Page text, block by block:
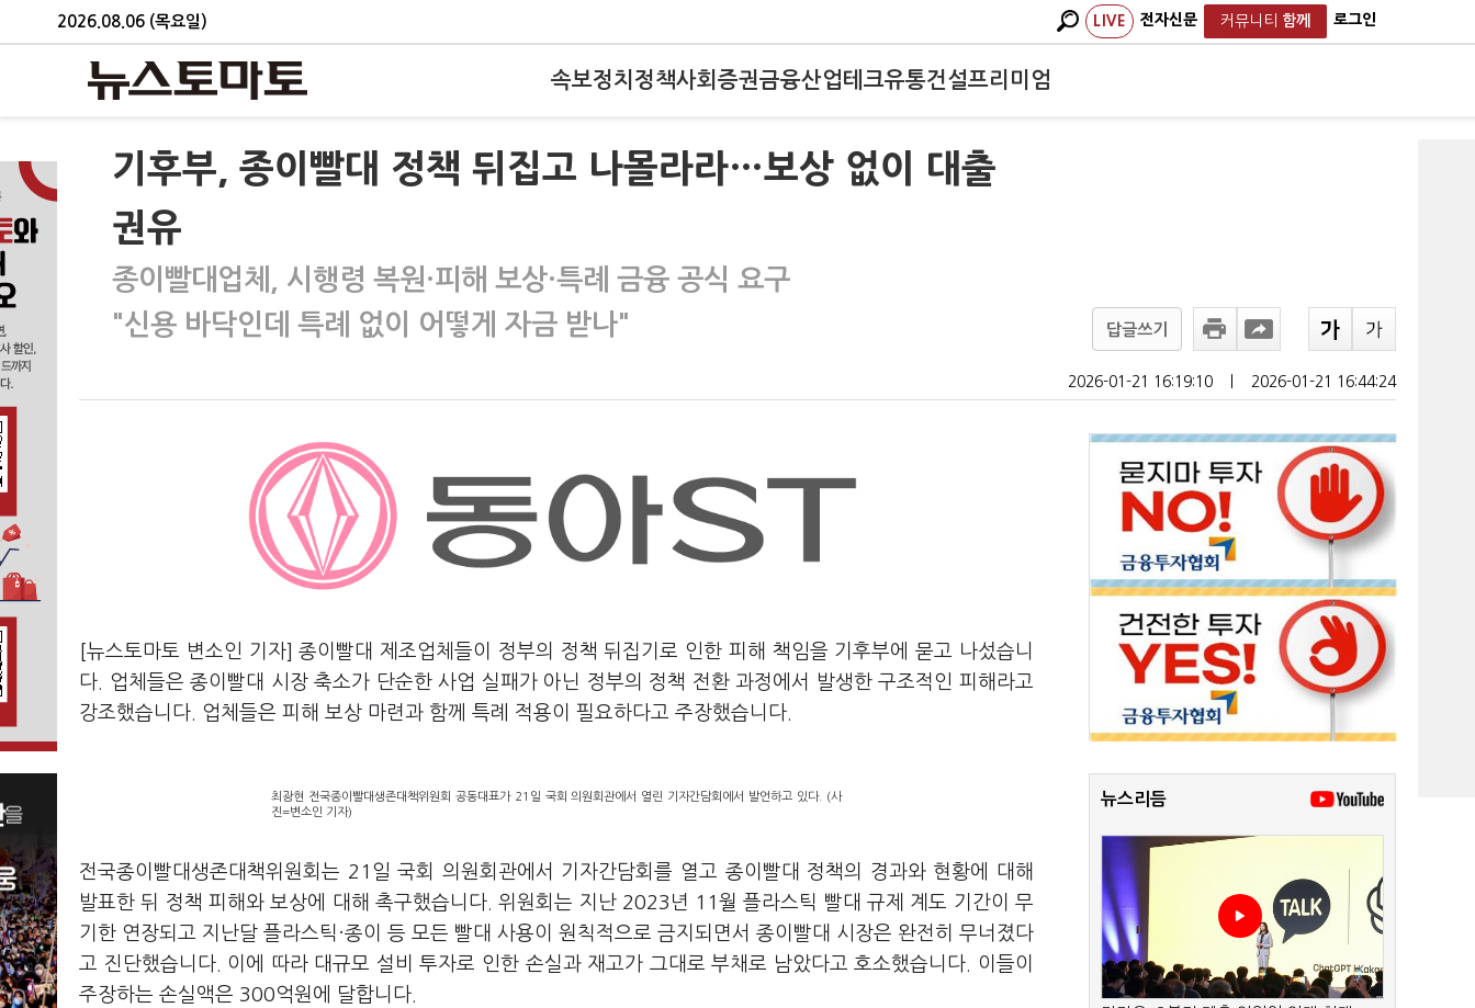
2026.08.06 (목요일) LIVE 전자신문 커뮤니티 함께 로그인
속보정치 정책사회 증권금융산업테크유통건설프리미엄
기후부, 종이빨대 정책 뒤집고 나몰라라…보상 없이 대출
권유
종이빨대업체, 시행령 복원·피해 보상·특례 금융 공식 요구
"신용 바닥인데 특례 없이 어떻게 자금 받나"
답글쓰기
2026-01-21 16:19:10 2026-01-21 16:44:24
[뉴스토마토 변소인 기자] 종이빨대 제조업체들이 정부의 정책 뒤집기로 인한 피해 책임을 기후부에 묻고 나섰습니
다. 업체들은 종이빨대 시장 축소가 단순한 사업 실패가 아닌 정부의 정책 전환 과정에서 발생한 구조적인 피해라고
강조했습니다. 업체들은 피해 보상 마련과 함께 특례 적용이 필요하다고 주장했습니다.
최광현 전국종이빨대생존대책위원회 공동대표가 21일 국회 의원회관에서 열린 기자간담회에서 발언하고 있다. (사
진=변소인 기자)
전국종이빨대생존대책위원회는 21일 국회 의원회관에서 기자간담회를 열고 종이빨대 정책의 경과와 현황에 대해
발표한 뒤 정책 피해와 보상에 대해 촉구했습니다. 위원회는 지난 2023년 11월 플라스틱 빨대 규제 계도 기간이 무
기한 연장되고 지난달 플라스틱·종이 등 모든 빨대 사용이 원칙적으로 금지되면서 종이빨대 시장은 완전히 무너졌다
고 진단했습니다. 이에 따라 대규모 설비 투자로 인한 손실과 재고가 그대로 부채로 남았다고 호소했습니다. 이들이
주장하는 손실액은 300억원에 달합니다.
뉴스리듬